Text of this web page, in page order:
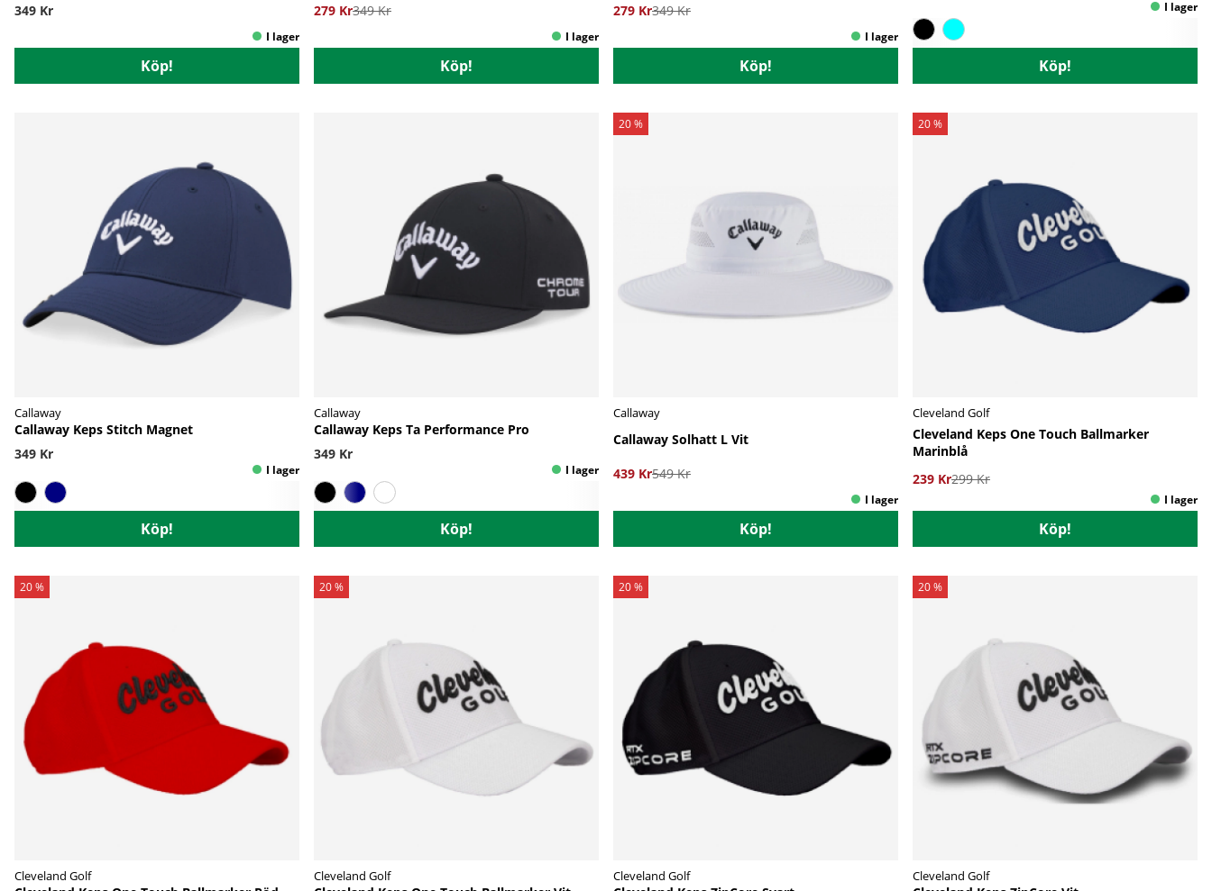
349 Kr
Köp!
279 Kr349 Kr
Köp!
279 Kr349 Kr
Köp! Köp!
Callaway
Callaway Keps Stitch Magnet
349 Kr
Köp!
Callaway
Callaway Keps Ta Performance Pro
349 Kr
Köp!
20 %
Callaway
Callaway Solhatt L Vit
439 Kr549 Kr
Köp!
20 %
Cleveland Golf
Cleveland Keps One Touch Ballmarker
Marinblå
239 Kr299 Kr
Köp!
20 %
Cleveland Golf
20 %
Cleveland Golf
20 %
Cleveland Golf
20 %
Cleveland Golf